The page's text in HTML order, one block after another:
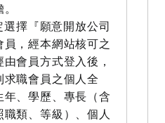
擇『願意開放公司
，經本網站核可之
會員方式登入後，
職會員之個人全
、學歷、專長（含
類、等級）、個人